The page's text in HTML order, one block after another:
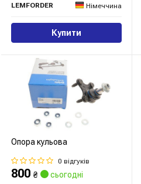
LEMFORDER
Німеччина
Купити
Опора кульова
0 відгуків
800 ₴ сьогодні